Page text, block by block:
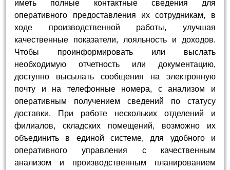
иметь полные контактные сведения для
оперативного предоставления их сотрудникам, в
ходе производственной работы, улучшая
качественные показатели, лояльность и доходов.
Чтобы проинформировать или выслать
необходимую отчетность или документацию,
доступно высылать сообщения на электронную
почту и на телефонные номера, с анализом и
оперативным получением сведений по статусу
доставки. При работе нескольких отделений и
филиалов, складских помещений, возможно их
объединить в единой системе, для удобного и
оперативного управления с качественным
анализом и производственным планированием